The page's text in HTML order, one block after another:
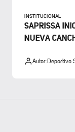
INSTITUCIONAL
SAPRISSA
NUEVA
Autor:Deportivo